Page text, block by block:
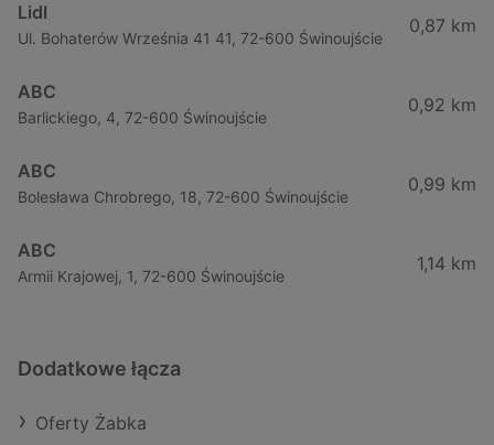
Lidl
Ul. Bohaterów Września 41 41, 72-600 Świnoujście
0,87 km
ABC
Barlickiego, 4, 72-600 Świnoujście
0,92 km
ABC
Bolesława Chrobrego, 18, 72-600 Świnoujście
0,99 km
ABC
Armii Krajowej, 1, 72-600 Świnoujście
1,14 km
Dodatkowe łącza
Oferty Żabka